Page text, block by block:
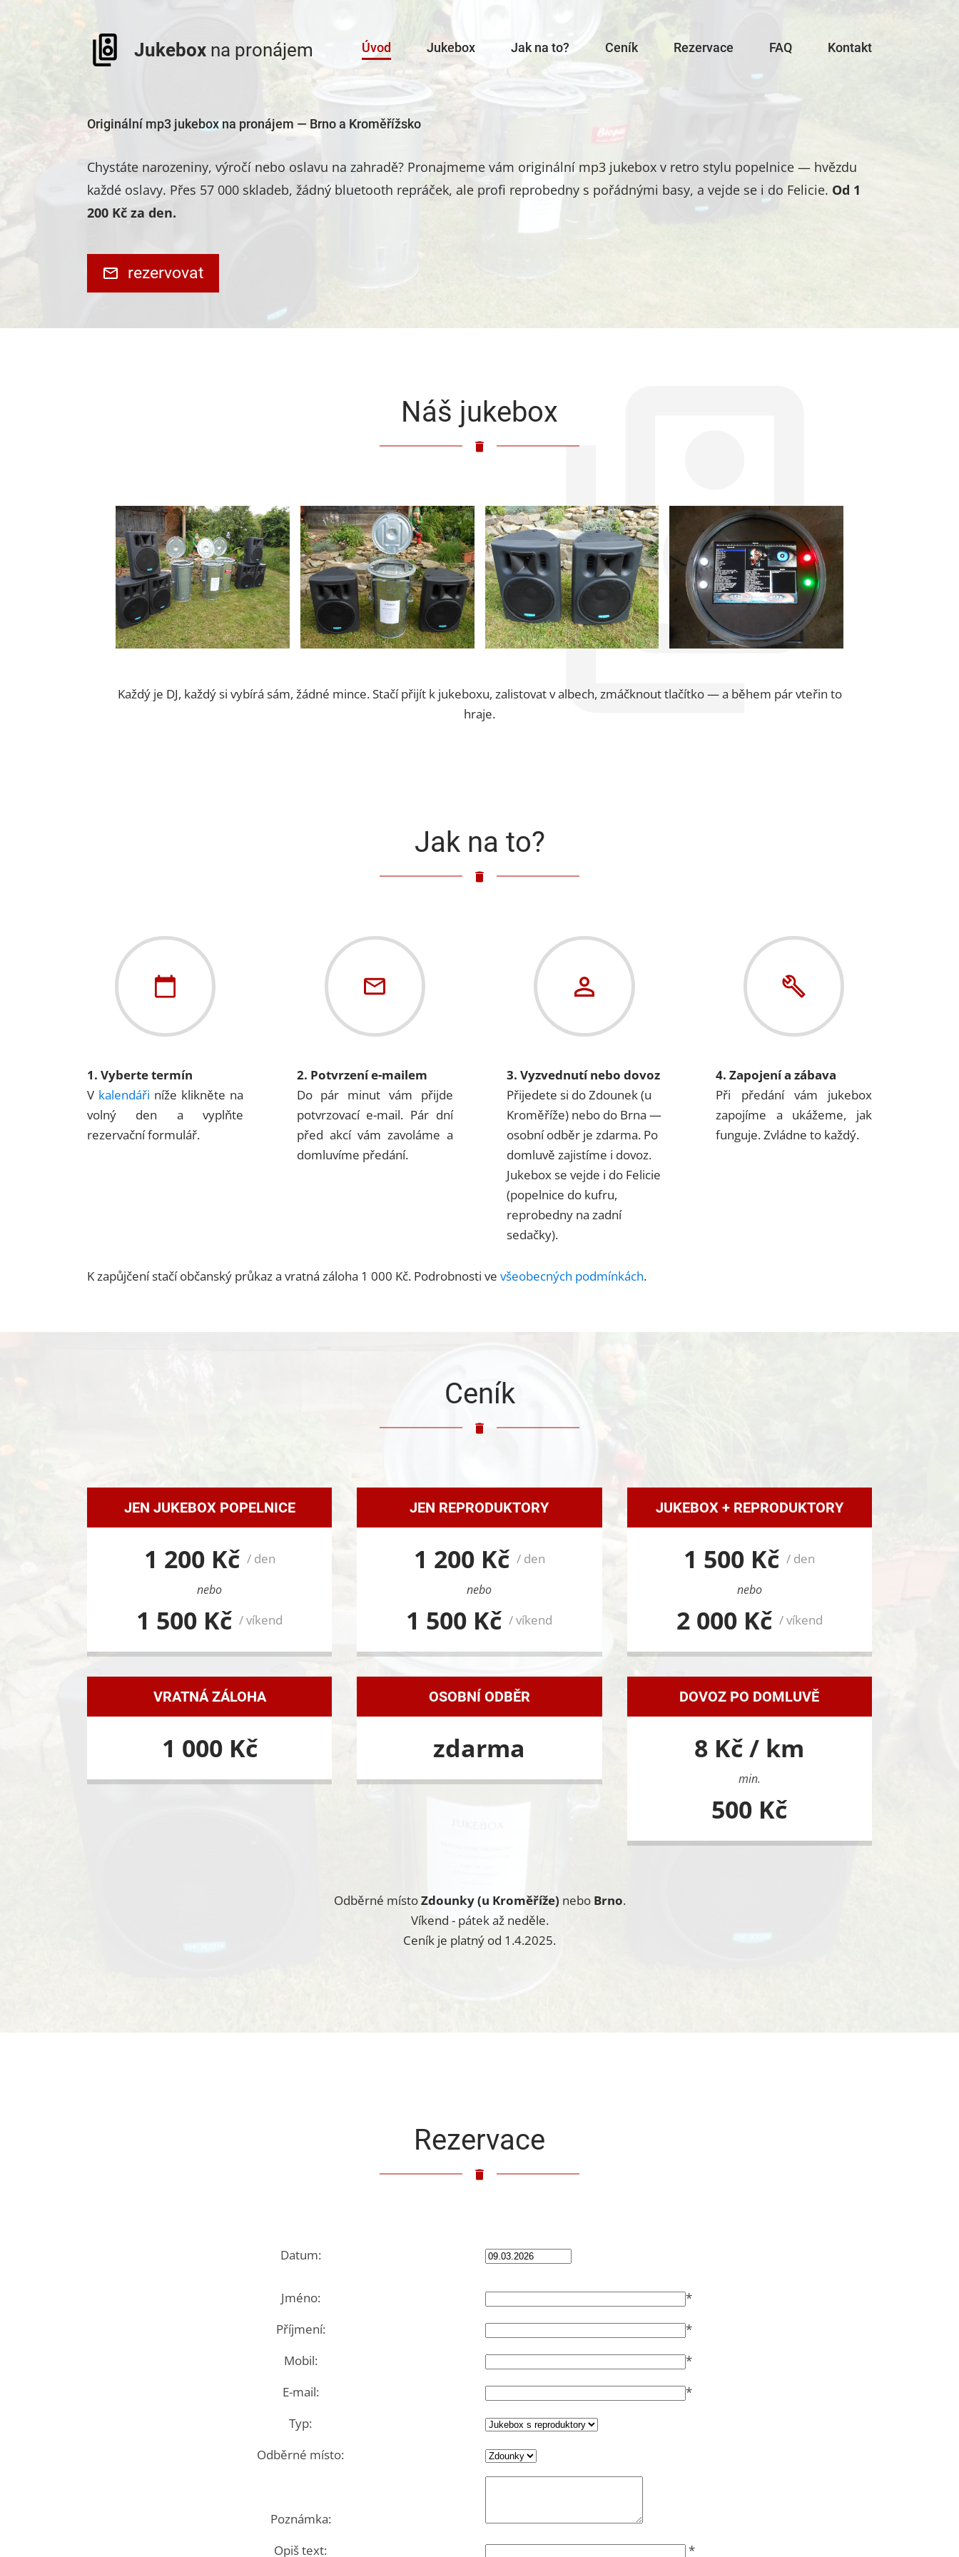
Jukebox na pronájem Úvod Jukebox Jak na to? Ceník Rezervace FAQ Kontakt
Originální mp3 jukebox na pronájem — Brno a Kroměřížsko
Chystáte narozeniny, výročí nebo oslavu na zahradě? Pronajmeme vám originální mp3 jukebox v retro stylu popelnice — hvězdu
každé oslavy. Přes 57 000 skladeb, žádný bluetooth repráček, ale profi reprobedny s pořádnými basy, a vejde se i do Felicie. Od 1
200 Kč za den.
rezervovat
Náš jukebox
Každý je DJ, každý si vybírá sám, žádné mince. Stačí přijít k jukeboxu, zalistovat v albech, zmáčknout tlačítko — a během pár vteřin to
hraje.
Jak na to?
1. Vyberte termín
V kalendáři níže klikněte na
volný den a vyplňte
rezervační formulář.
2. Potvrzení e-mailem
Do pár minut vám přijde
potvrzovací e-mail. Pár dní
před akcí vám zavoláme a
domluvíme předání.
3. Vyzvednutí nebo dovoz
Přijedete si do Zdounek (u
Kroměříže) nebo do Brna —
osobní odběr je zdarma. Po
domluvě zajistíme i dovoz.
Jukebox se vejde i do Felicie
(popelnice do kufru,
reprobedny na zadní
sedačky).
4. Zapojení a zábava
Při předání vám jukebox
zapojíme a ukážeme, jak
funguje. Zvládne to každý.
K zapůjčení stačí občanský průkaz a vratná záloha 1 000 Kč. Podrobnosti ve všeobecných podmínkách.
Ceník
JEN JUKEBOX POPELNICE
1 200 Kč / den
nebo
1 500 Kč / víkend
JEN REPRODUKTORY
1 200 Kč / den
nebo
1 500 Kč / víkend
JUKEBOX + REPRODUKTORY
1 500 Kč / den
nebo
2 000 Kč / víkend
VRATNÁ ZÁLOHA
1 000 Kč
OSOBNÍ ODBĚR
zdarma
DOVOZ PO DOMLUVĚ
8 Kč / km
min.
500 Kč
Odběrné místoZdounky (u Kroměříže) nebo Brno.
Víkend - pátek až neděle.
Ceník je platný od 1.4.2025.
Rezervace
Datum:
Jméno:
*
Příjmení:
*
Mobil:
*
E-mail:
*
Typ:
Odběrné místo:
Poznámka:
Opiš text:
*